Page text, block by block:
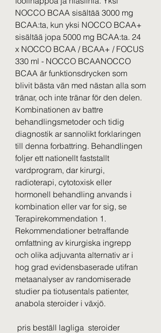
NOCCO BCAA sisältää 3000 mg
BCAA:ta, kun yksi NOCCO BCAA+
sisältää jopa 5000 mg BCAA:ta. 24
x NOCCO BCAA / BCAA+ / FOCUS
330 ml - NOCCO BCAANOCCO
BCAA är funktionsdrycken som
blivit bästa vän med nästan alla som
tränar, och inte tränar för den delen.
Kombinationen av battre
behandlingsmetoder och tidig
diagnostik ar sannolikt forklaringen
till denna forbattring. Behandlingen
foljer ett nationellt faststallt
vardprogram, dar kirurgi,
radioterapi, cytotoxisk eller
hormonell behandling anvands i
kombination eller var for sig, se
Terapirekommendation 1.
Rekommendationer betraffande
omfattning av kirurgiska ingrepp
och olika adjuvanta alternativ ar i
hog grad evidensbaserade utifran
metaanalyser av randomiserade
studier pa tiotusentals patienter,
anabola steroider i växjö.